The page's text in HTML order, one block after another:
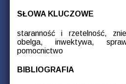
SŁOWA KLUCZOWE
staranność i rzetelność,
obelga, inwektywa,
pomocnictwo
BIBLIOGRAFIA